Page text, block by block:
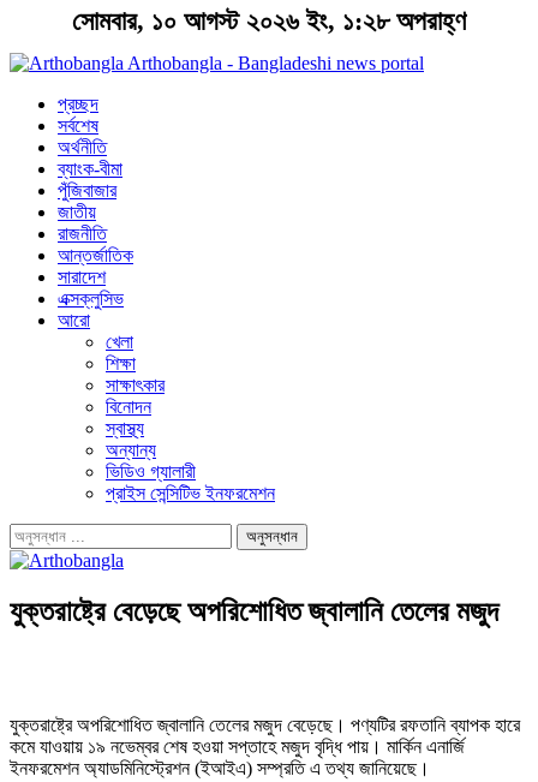
সোমবার, ১০ আগস্ট ২০২৬ ইং, ১:২৮ অপরাহ্ণ
Arthobangla - Bangladeshi news portal
প্রচ্ছদ
সর্বশেষ
অর্থনীতি
ব্যাংক-বীমা
পুঁজিবাজার
জাতীয়
রাজনীতি
আন্তর্জাতিক
সারাদেশ
এক্সক্লুসিভ
আরো
খেলা
শিক্ষা
সাক্ষাৎকার
বিনোদন
স্বাস্থ্য
অন্যান্য
ভিডিও গ্যালারী
প্রাইস সেন্সিটিভ ইনফরমেশন
যুক্তরাষ্ট্রে বেড়েছে অপরিশোধিত জ্বালানি তেলের মজুদ
যুক্তরাষ্ট্রে অপরিশোধিত জ্বালানি তেলের মজুদ বেড়েছে। পণ্যটির রফতানি ব্যাপক হারে
কমে যাওয়ায় ১৯ নভেম্বর শেষ হওয়া সপ্তাহে মজুদ বৃদ্ধি পায়। মার্কিন এনার্জি
ইনফরমেশন অ্যাডমিনিস্ট্রেশন (ইআইএ) সম্প্রতি এ তথ্য জানিয়েছে।